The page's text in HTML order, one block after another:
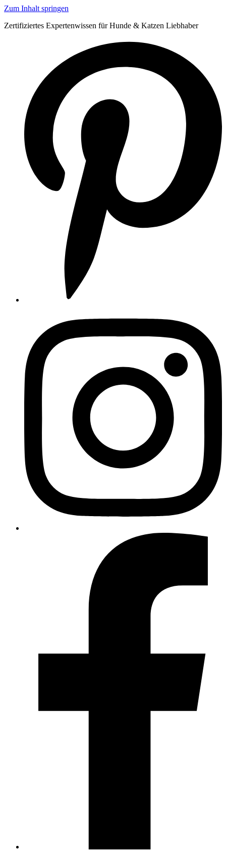
Zum Inhalt springen
Zertifiziertes Expertenwissen für Hunde & Katzen Liebhaber